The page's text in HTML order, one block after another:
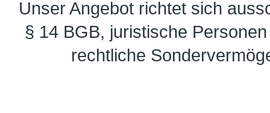
Unser Angebot richtet sich
§ 14 BGB, juristische
rechtliche